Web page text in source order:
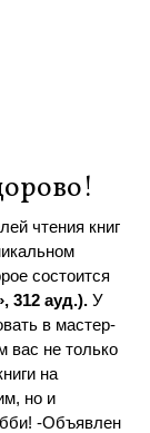
чтения книг
состоится
312 ауд.). У
в мастер-
вас не только
на
но и
-Объявлен